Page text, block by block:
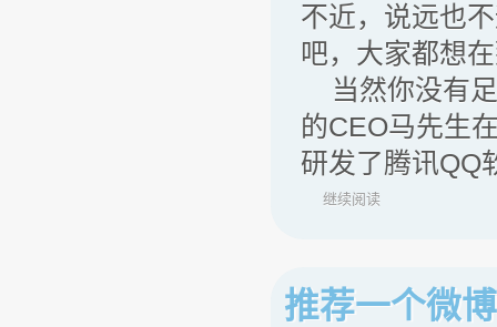
不近，说远也
吧，大家都想
当然你没有足
的CEO马先生
研发了腾讯
继续阅读
推荐一个微